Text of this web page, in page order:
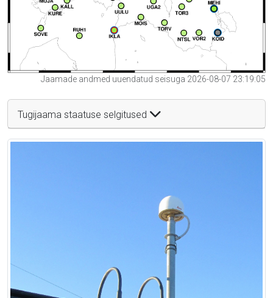
Jaamade andmed uuendatud seisuga 2026-08-07 23:19:05
Tugijaama staatuse selgitused